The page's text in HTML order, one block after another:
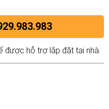
được hỗ trợ lắp đặt tại nhà.